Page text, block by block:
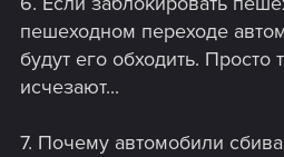
пешеходном переходе
будут его обходить. Просто
исчезают...
7. Почему автомобили